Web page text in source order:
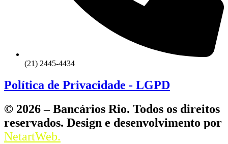
(21) 2445-4434
Política de Privacidade - LGPD
© 2026 – Bancários Rio. Todos os direitos
reservados. Design e desenvolvimento por
NetartWeb.